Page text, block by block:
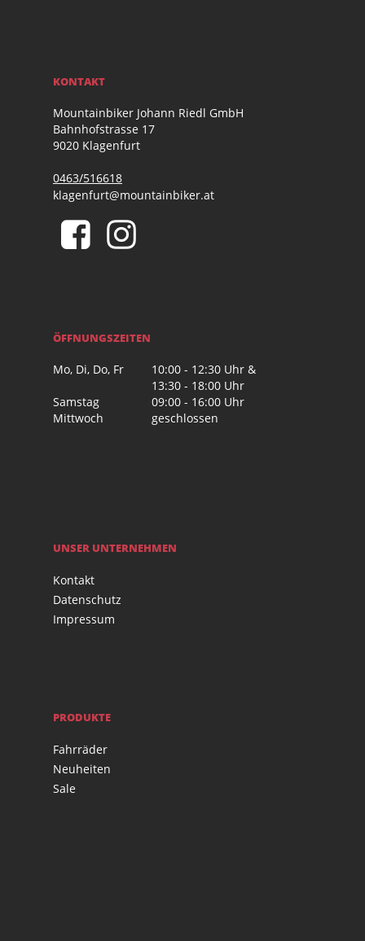
KONTAKT
Mountainbiker Johann Riedl GmbH
Bahnhofstrasse 17
9020 Klagenfurt
0463/516618
klagenfurt@mountainbiker.at
ÖFFNUNGSZEITEN
Mo, Di, Do, Fr
10:00 - 12:30 Uhr &
13:30 - 18:00 Uhr
Samstag
09:00 - 16:00 Uhr
Mittwoch
geschlossen
UNSER UNTERNEHMEN
Kontakt
Datenschutz
Impressum
PRODUKTE
Fahrräder
Neuheiten
Sale